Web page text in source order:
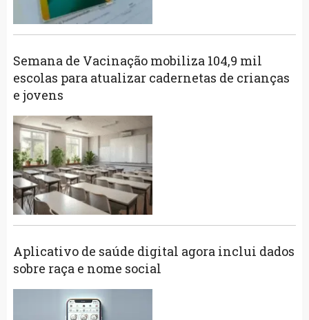
Semana de Vacinação mobiliza 104,9 mil
escolas para atualizar cadernetas de crianças
e jovens
Aplicativo de saúde digital agora inclui dados
sobre raça e nome social